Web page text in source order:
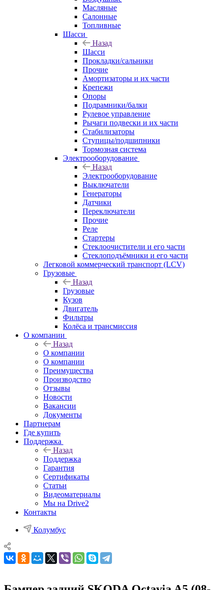
Масляные
Салонные
Топливные
Шасси
Назад
Шасси
Прокладки/сальники
Прочие
Амортизаторы и их части
Крепежи
Опоры
Подрамники/балки
Рулевое управление
Рычаги подвески и их части
Стабилизаторы
Ступицы/подшипники
Тормозная система
Электрооборудование
Назад
Электрооборудование
Выключатели
Генераторы
Датчики
Переключатели
Прочие
Реле
Стартеры
Стеклоочистители и его части
Стеклоподъёмники и его части
Легковой коммерческий транспорт (LCV)
Грузовые
Назад
Грузовые
Кузов
Двигатель
Фильтры
Колёса и трансмиссия
О компании
Назад
О компании
О компании
Преимущества
Производство
Отзывы
Новости
Вакансии
Документы
Партнерам
Где купить
Поддержка
Назад
Поддержка
Гарантия
Сертификаты
Статьи
Видеоматериалы
Мы на Drive2
Контакты
Колумбус